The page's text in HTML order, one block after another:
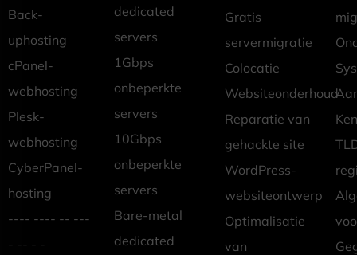
Back-
uphosting
cPanel-
webhosting
Plesk-
webhosting
CyberPanel-
hosting
---- ---- -- ---
- -- - -
dedicated
servers
1Gbps
onbeperkte
servers
10Gbps
onbeperkte
servers
Bare-metal
dedicated
Gratis
servermigratie
Colocatie
Websiteonderhoud
Reparatie van
gehackte site
WordPress-
websiteontwerp
Optimalisatie
van